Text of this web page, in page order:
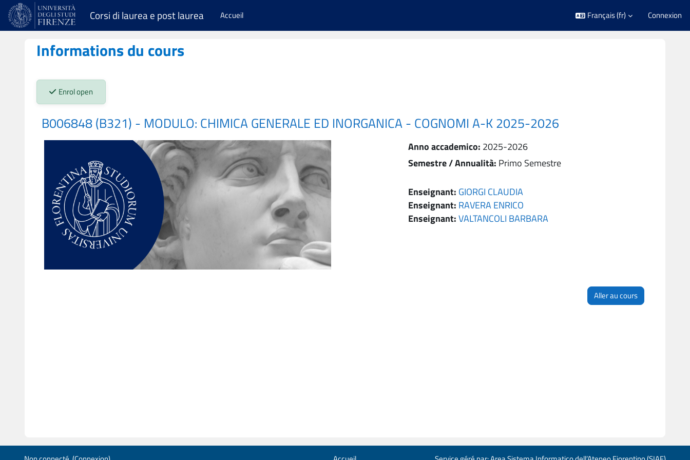
Passer au contenu principal
Corsi di laurea e post laurea Accueil Français ‎(fr)‎ Connexion
Informations du cours
Stato iscrizioni:
Enrol open
B006848 (B321) - MODULO: CHIMICA GENERALE ED INORGANICA - COGNOMI A-K 2025-2026
Anno accademico: 2025-2026
Semestre / Annualità: Primo Semestre
Enseignant: GIORGI CLAUDIA
Enseignant: RAVERA ENRICO
Enseignant:VALTANCOLI BARBARA
Aller au cours